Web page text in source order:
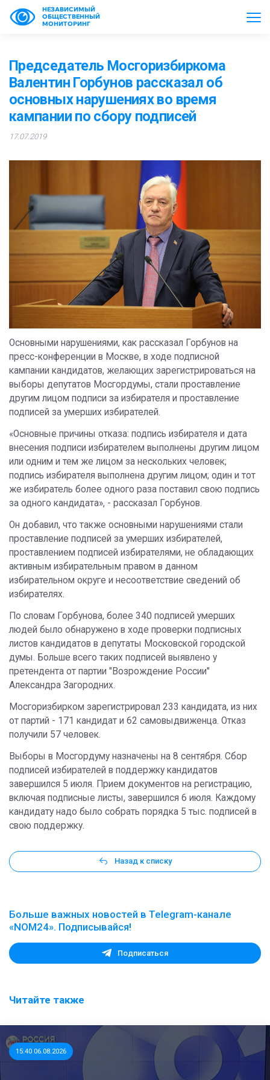
НЕЗАВИСИМЫЙ
ОБЩЕСТВЕННЫЙ
МОНИТОРИНГ
Председатель Мосгоризбиркома
Валентин Горбунов рассказал об
основных нарушениях во время
кампании по сбору подписей
17.07.2019
Основными нарушениями, как рассказал Горбунов на
пресс-конференции в Москве, в ходе подписной
кампании кандидатов, желающих зарегистрироваться на
выборы депутатов Мосгордумы, стали проставление
другим лицом подписи за избирателя и проставление
подписей за умерших избирателей.
«Основные причины отказа: подпись избирателя и дата
внесения подписи избирателем выполнены другим лицом
или одним и тем же лицом за нескольких человек;
подпись избирателя выполнена другим лицом; один и тот
же избиратель более одного раза поставил свою подпись
за одного кандидата», - рассказал Горбунов.
Он добавил, что также основными нарушениями стали
проставление подписей за умерших избирателей,
проставлением подписей избирателями, не обладающих
активным избирательным правом в данном
избирательном округе и несоответствие сведений об
избирателях.
По словам Горбунова, более 340 подписей умерших
людей было обнаружено в ходе проверки подписных
листов кандидатов в депутаты Московской городской
думы. Больше всего таких подписей выявлено у
претендента от партии "Возрождение России"
Александра Загородних.
Мосгоризбирком зарегистрировал 233 кандидата, из них
от партий - 171 кандидат и 62 самовыдвиженца. Отказ
получили 57 человек.
Выборы в Мосгордуму назначены на 8 сентября. Сбор
подписей избирателей в поддержку кандидатов
завершился 5 июля. Прием документов на регистрацию,
включая подписные листы, завершился 6 июля. Каждому
кандидату надо было собрать порядка 5 тыс. подписей в
свою поддержку.
Назад к списку
Больше важных новостей в Telegram-канале
«NOM24». Подписывайся!
Подписаться
Читайте также
15:40 06.08.2026